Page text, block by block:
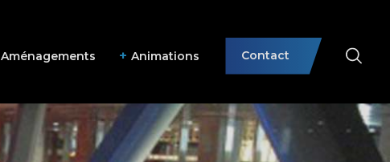
Aménagements Animations Contact